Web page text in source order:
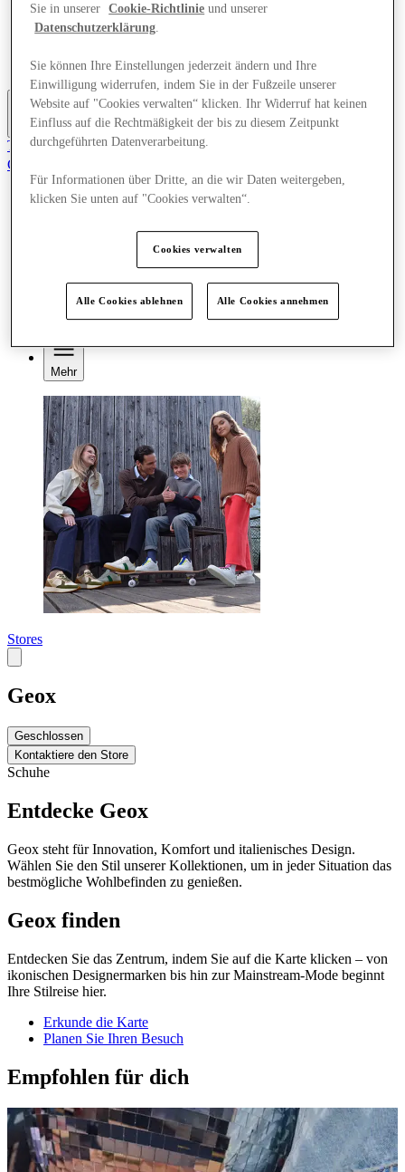
Essen & Trinken
Geschenkkarten
Reiseführer
Mehr
Tritt dem Club bei.
Gerettet
de
Planen Sie Ihren Besuch
Dienstleistungen
Reiseführer
Mehr
Stores
Geox
Geschlossen
Kontaktiere den Store
Schuhe
Entdecke Geox
Geox steht für Innovation, Komfort und italienisches Design.
Wählen Sie den Stil unserer Kollektionen, um in jeder Situation das
bestmögliche Wohlbefinden zu genießen.
Geox finden
Entdecken Sie das Zentrum, indem Sie auf die Karte klicken – von
ikonischen Designermarken bis hin zur Mainstream-Mode beginnt
Ihre Stilreise hier.
Erkunde die Karte
Planen Sie Ihren Besuch
Empfohlen für dich
Sie in unserer
Cookie-Richtlinie und unserer
Datenschutzerklärung
Sie können Ihre Einstellungen jederzeit ändern und Ihre
Einwilligung widerrufen, indem Sie in der Fußzeile unserer
Website auf "Cookies verwalten“ klicken. Ihr Widerruf hat keinen
Einfluss auf die Rechtmäßigkeit der bis zu diesem Zeitpunkt
durchgeführten Datenverarbeitung.
Für Informationen über Dritte, an die wir Daten weitergeben,
klicken Sie unten auf "Cookies verwalten“.
Cookies verwalten
Alle Cookies ablehnen Alle Cookies annehmen